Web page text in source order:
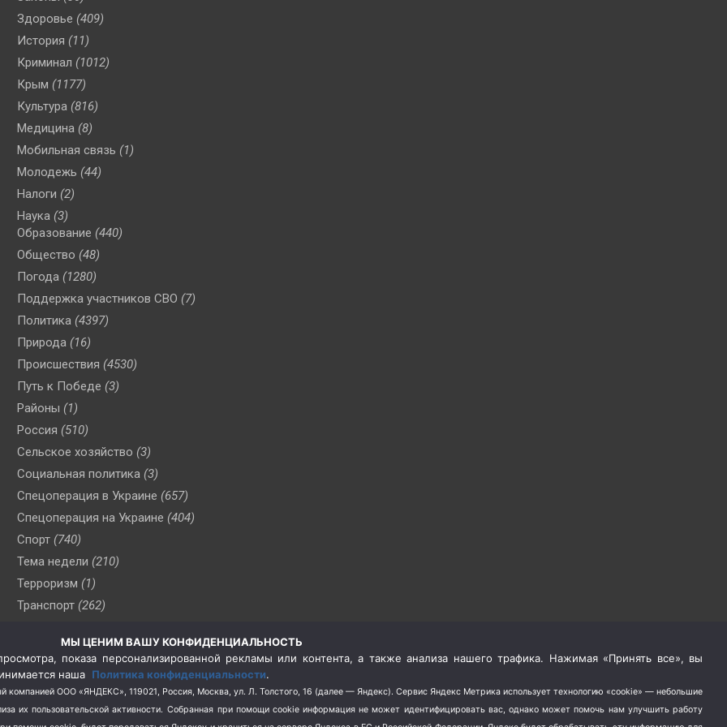
Здоровье (409)
История (11)
Криминал (1012)
Крым (1177)
Культура (816)
Медицина (8)
Мобильная связь (1)
Молодежь (44)
Налоги (2)
Наука (3)
Образование (440)
Общество (48)
Погода (1280)
Поддержка участников СВО (7)
Политика (4397)
Природа (16)
Происшествия (4530)
Путь к Победе (3)
Районы (1)
Россия (510)
Сельское хозяйство (3)
Социальная политика (3)
Спецоперация в Украине (657)
Спецоперация на Украине (404)
Спорт (740)
Тема недели (210)
Терроризм (1)
Транспорт (262)
(76)
Цены (2)
Школа и спорт (2)
Экология (8)
МЫ ЦЕНИМ ВАШУ КОНФИДЕНЦИАЛЬНОСТЬ
показа персонализированной рекламы или контента, а также анализа нашего трафика. Нажимая «Принять все», вы
наша Политика конфиденциальности.
компанией ООО «ЯНДЕКС», 119021, Россия, Москва, ул. Л. Толстого, 16 (далее — Яндекс). Сервис Яндекс Метрика использует технологию «cookie» — небольшие
их пользовательской активности. Собранная при помощи cookie информация не может идентифицировать вас, однако может помочь нам улучшить работу